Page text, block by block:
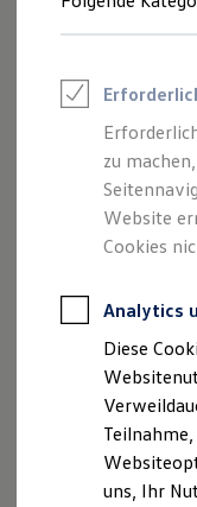
Leasing
Kfz-
Der
zu
Website
Cookies
Analytics
Diese
uns, Ihr